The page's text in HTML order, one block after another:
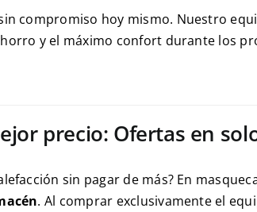
compromiso hoy mismo. Nuestro
y el máximo confort durante los
precio: Ofertas en
sin pagar de más? En
. Al comprar exclusivamente el